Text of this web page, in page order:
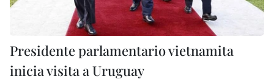
Presidente parlamentario vietnamita
inicia visita a Uruguay